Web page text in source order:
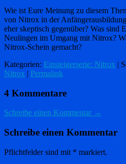
Wie ist Eure Meinung zu diesem
von Nitrox in der
eher skeptisch gegenüber? Was sind
Neulingen im Umgang mit Nitrox?
Nitrox-Schein gemacht?
Kategorien: Einsteigerserie: Nitrox |
Nitrox | Permalink
4 Kommentare
Schreibe einen Kommentar →
Schreibe einen Kommentar
Pflichtfelder sind mit * markiert.